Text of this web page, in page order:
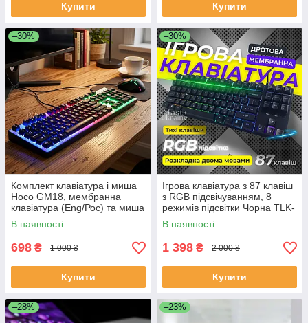
Купити Купити
–30%
Комплект клавіатура і миша
Hoco GM18, мембранна
клавіатура (Eng/Рос) та миша
з RGB підсвічуванням, набір
для геймерів, GM-18
В наявності
698 ₴ 1 000 ₴
Купити
–30%
Ігрова клавіатура з 87 клавіш
з RGB підсвічуванням, 8
режимів підсвітки Чорна TLK-
87-Black
В наявності
1 398 ₴ 2 000 ₴
Купити
–28% –23%